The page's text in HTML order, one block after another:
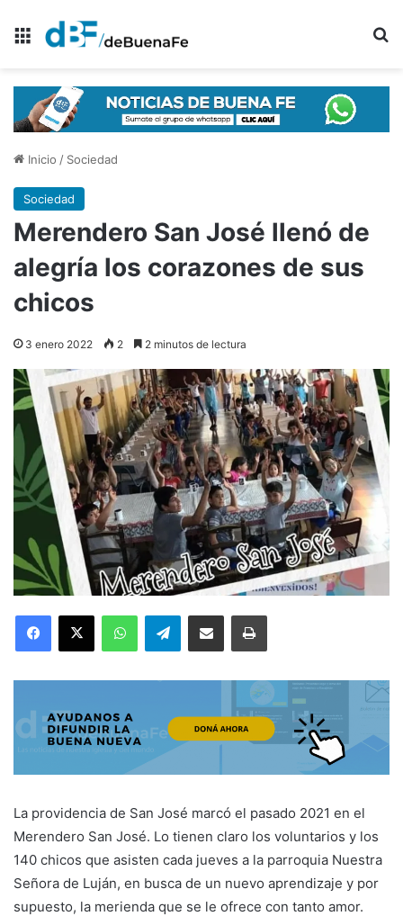
Menú
Inicio / Sociedad
Sociedad
Merendero San José llenó de
alegría los corazones de sus
chicos
3 enero 2022 2 2 minutos de lectura
Telegram
La providencia de San José marcó el pasado 2021 en el
Merendero San José. Lo tienen claro los voluntarios y los
140 chicos que asisten cada jueves a la parroquia Nuestra
Señora de Luján, en busca de un nuevo aprendizaje y por
supuesto, la merienda que se le ofrece con tanto amor.